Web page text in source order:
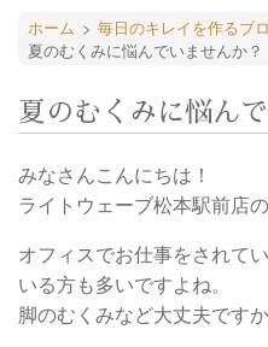
ホーム > 毎日のキレイを作るブ
夏のむくみに悩んでいませんか？
夏のむくみに悩ん
みなさんこんにちは！
ライトウェーブ松本駅前店の
オフィスでお仕事をされて
いる方も多いですよね。
脚のむくみなど大丈夫です